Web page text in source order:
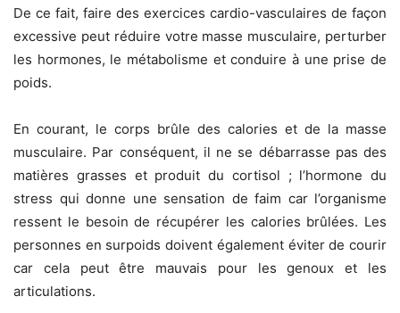
De ce fait, faire des exercices cardio-vasculaires de façon
excessive peut réduire votre masse musculaire, perturber
les hormones, le métabolisme et conduire à une prise de
poids.
En courant, le corps brûle des calories et de la masse
musculaire. Par conséquent, il ne se débarrasse pas des
matières grasses et produit du cortisol ; l’hormone du
stress qui donne une sensation de faim car l’organisme
ressent le besoin de récupérer les calories brûlées. Les
personnes en surpoids doivent également éviter de courir
car cela peut être mauvais pour les genoux et les
articulations.